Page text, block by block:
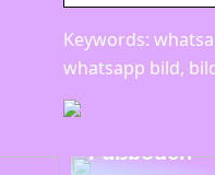
Keywords:
whatsapp bild,
Fußböden